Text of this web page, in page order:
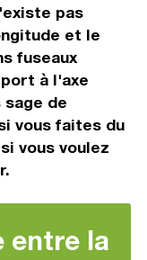
pas
et le
fuseaux
à l'axe
de
vous faites du
vous voulez
entre la